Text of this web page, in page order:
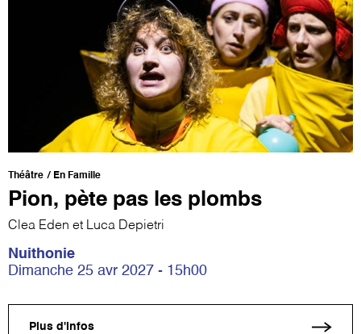
Théâtre En Famille
Pion, pète pas les plombs
Clea Eden et Luca Depietri
Nuithonie
Dimanche 25 avr 2027 - 15h00
Plus d'infos